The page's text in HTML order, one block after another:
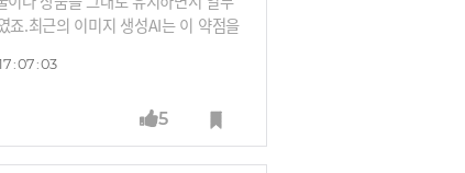
죠.최근의 이미지 생성AI는 이 약점을
주는 것이 가능하죠. 게다가 포토
왜곡 없는 가상 피팅, 헤어·메이크
로 조선영 디자이너와 함께 떠나보
5